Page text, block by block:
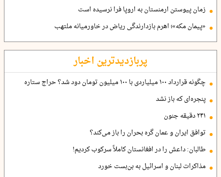
زمان پیوستن ارمنستان به اروپا فرا نرسیده است
«پیمان مکه»؛ اهرم بازدارندگی ریاض در خاورمیانه ملتهب
پربازدیدترین اخبار
چگونه قرارداد ۱۰۰ میلیاردی با ۱۰۰ میلیون تومان دود شد؟ حراج ستاره
پنجره‌ای که باز نشد
۲۴۱ دقیقه جنون
توافق ایران و عمان گره بحران را باز می‌کند؟
طالبان: داعش را در افغانستان کاملاً سرکوب کردیم!
مذاکرات لبنان و اسرائیل به بن‌بست خورد